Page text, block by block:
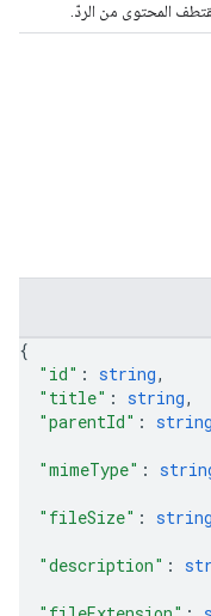
{
"id" : string,
"title" : string,
"parentId" : string
"mimeType" :
"fileSize" : string
"description" :